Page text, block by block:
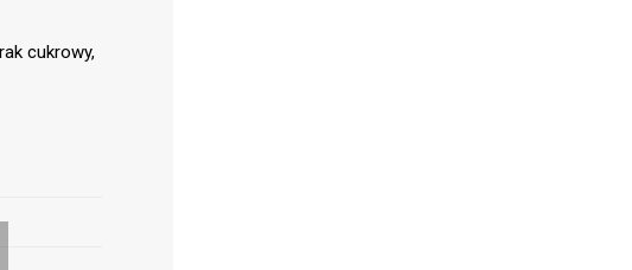
cukrowy,